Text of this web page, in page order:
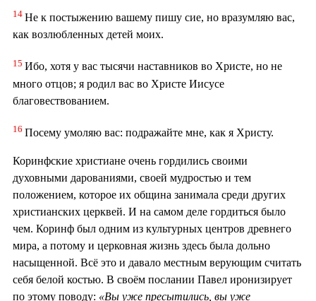
14 Не к постыжению вашему пишу сие, но вразумляю вас,
как возлюбленных детей моих.
15 Ибо, хотя у вас тысячи наставников во Христе, но не
много отцов; я родил вас во Христе Иисусе
благовествованием.
16 Посему умоляю вас: подражайте мне, как я Христу.
Коринфские христиане очень гордились своими
духовными дарованиями, своей мудростью и тем
положением, которое их община занимала среди других
христианских церквей. И на самом деле гордиться было
чем. Коринф был одним из культурных центров древнего
мира, а потому и церковная жизнь здесь была дольно
насыщенной. Всё это и давало местным верующим считать
себя белой костью. В своём послании Павел иронизирует
по этому поводу: «Вы уже пресытились, вы уже